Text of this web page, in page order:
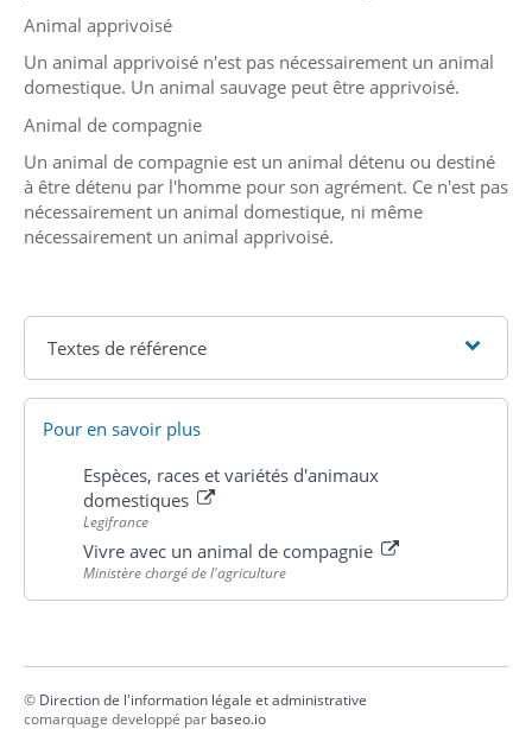
Animal apprivoisé
Un animal apprivoisé n'est pas nécessairement un animal
domestique. Un animal sauvage peut être apprivoisé.
Animal de compagnie
Un animal de compagnie est un animal détenu ou destiné
à être détenu par l'homme pour son agrément. Ce n'est pas
nécessairement un animal domestique, ni même
nécessairement un animal apprivoisé.
Textes de référence
Pour en savoir plus
Espèces, races et variétés d'animaux
domestiques
Legifrance
Vivre avec un animal de compagnie
Ministère chargé de l'agriculture
© Direction de l'information légale et administrative
comarquage developpé par baseo.io